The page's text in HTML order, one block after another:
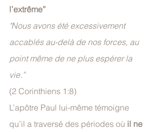
l’extrême”
"Nous avons été excessivement
accablés au-delà de nos forces, au
point même de ne plus espérer la
vie.”
(2 Corinthiens 1:8)
L’apôtre Paul lui-même témoigne
qu’il a traversé des périodes où il ne